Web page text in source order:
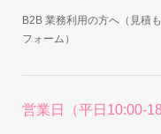
B2B 業務利用の方へ（見積
フォーム）
営業日（平日10:00-